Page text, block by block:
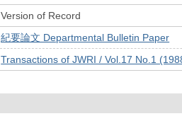
Version of Record
紀要論文 Departmental Bulletin Paper
Transactions of JWRI / Vol.17 No.1